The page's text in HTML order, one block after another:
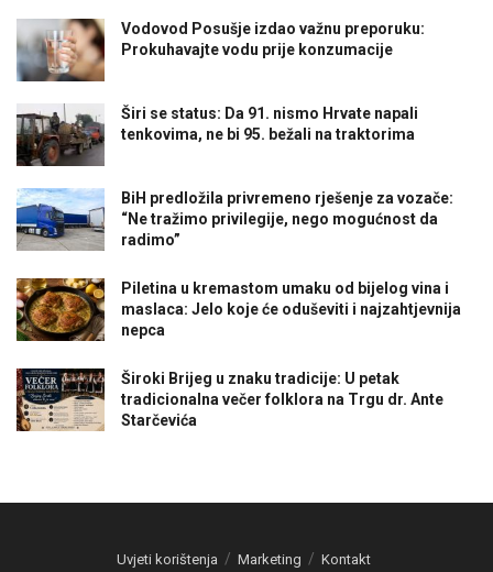
Vodovod Posušje izdao važnu preporuku:
Prokuhavajte vodu prije konzumacije
Širi se status: Da 91. nismo Hrvate napali
tenkovima, ne bi 95. bežali na traktorima
BiH predložila privremeno rješenje za vozače:
“Ne tražimo privilegije, nego mogućnost da
radimo”
Piletina u kremastom umaku od bijelog vina i
maslaca: Jelo koje će oduševiti i najzahtjevnija
nepca
Široki Brijeg u znaku tradicije: U petak
tradicionalna večer folklora na Trgu dr. Ante
Starčevića
Uvjeti korištenja Marketing Kontakt